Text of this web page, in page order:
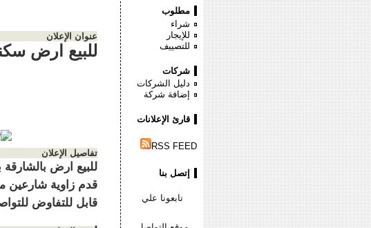
عنوان الإعلان
للبيع ارض
تفاصيل الإعلان
قابل للتفاوض للتواصل
مطلوب
شراء
للإيجار
للتصييف
شركات
دليل الشركات
إضافة شركة
قارئ الإعلانات
RSS FEED
إتصل بنا
تابعونا علي